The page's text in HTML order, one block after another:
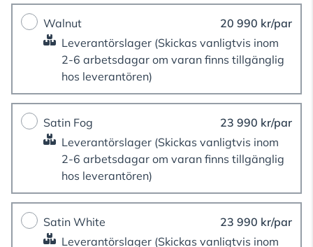
Walnut
20 990 kr/par
Leverantörslager (Skickas vanligtvis inom
2-6 arbetsdagar om varan finns tillgänglig
hos leverantören)
Satin Fog
23 990 kr/par
Leverantörslager (Skickas vanligtvis inom
2-6 arbetsdagar om varan finns tillgänglig
hos leverantören)
Satin White
23 990 kr/par
Leverantörslager (Skickas vanligtvis inom